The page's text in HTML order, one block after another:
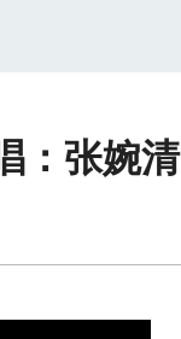
：张婉清